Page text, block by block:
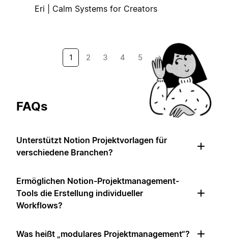
Eri | Calm Systems for Creators
1 2 3 4 5 →
FAQs
Unterstützt Notion Projektvorlagen für
verschiedene Branchen?
Ermöglichen Notion-Projektmanagement-
Tools die Erstellung individueller
Workflows?
Was heißt „modulares Projektmanagement“?